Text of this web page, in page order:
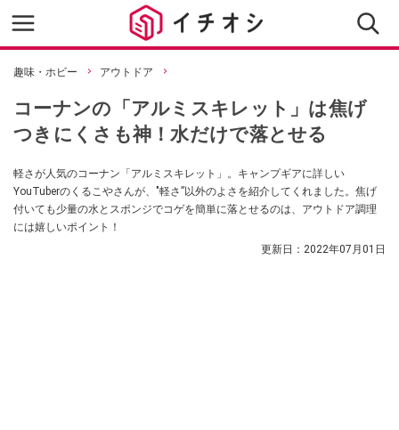
趣味・ホビー アウトドア
コーナンの「アルミスキレット」は焦げ
つきにくさも神！水だけで落とせる
軽さが人気のコーナン「アルミスキレット」。キャンプギアに詳しい
YouTuberのくるこやさんが、"軽さ”以外のよさを紹介してくれました。焦げ
付いても少量の水とスポンジでコゲを簡単に落とせるのは、アウトドア調理
には嬉しいポイント！
更新日： 2022年07月01日